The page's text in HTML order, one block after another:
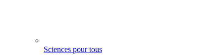
Sciences pour tous